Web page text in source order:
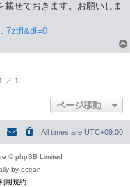
載せておきます。お願いしま
7ztfl&dl=0
／ 1
ページ移動
All times are UTC+09:00
© phpBB Limited
by ocean
用規約